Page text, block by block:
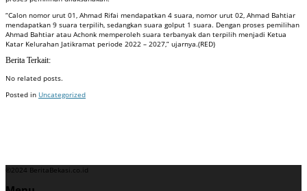
“Calon nomor urut 01, Ahmad Rifai mendapatkan 4 suara, nomor urut 02, Ahmad Bahtiar
mendapatkan 9 suara terpilih, sedangkan suara golput 1 suara. Dengan proses pemilihan
Ahmad Bahtiar atau Achonk memperoleh suara terbanyak dan terpilih menjadi Ketua
Katar Kelurahan Jatikramat periode 2022 – 2027,” ujarnya.(RED)
Berita Terkait:
No related posts.
Posted in Uncategorized
©2024 BeritaBekasi.co.id